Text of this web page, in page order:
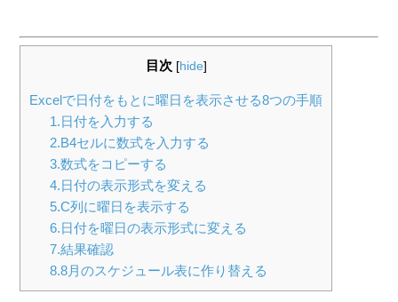
目次 [hide]
Excelで日付をもとに曜日を表示させる8つの手順
1.日付を入力する
2.B4セルに数式を入力する
3.数式をコピーする
4.日付の表示形式を変える
5.C列に曜日を表示する
6.日付を曜日の表示形式に変える
7.結果確認
8.8月のスケジュール表に作り替える